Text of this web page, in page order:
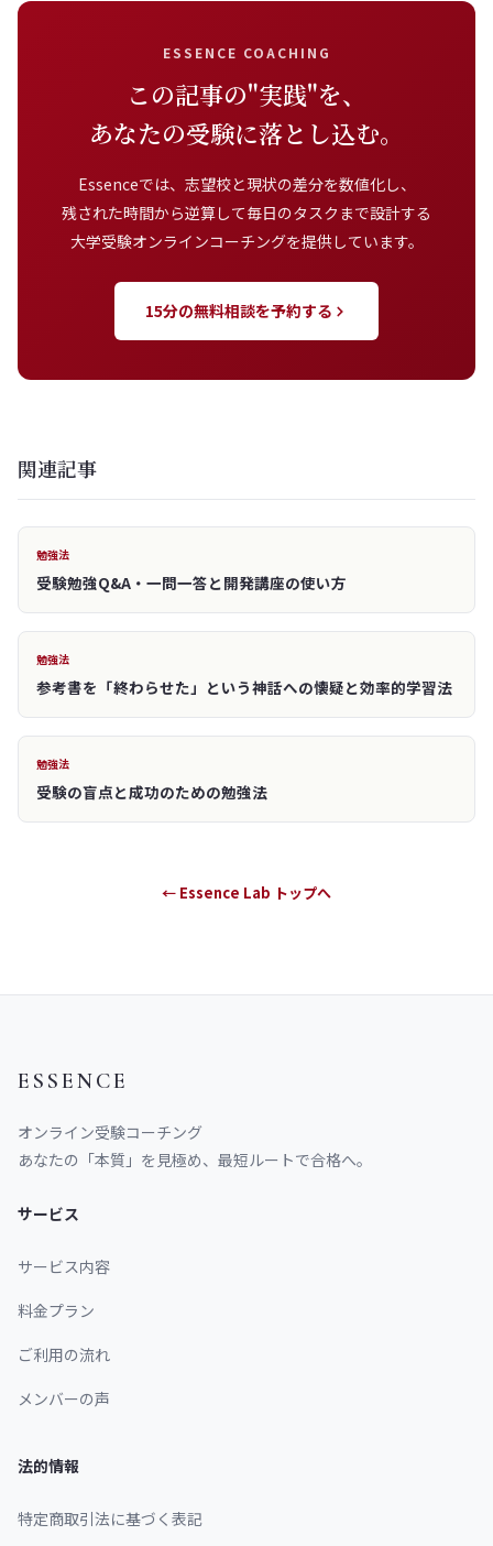
ESSENCE COACHING
この記事の"実践"を、
あなたの受験に落とし込む。
Essenceでは、志望校と現状の差分を数値化し、
残された時間から逆算して毎日のタスクまで設計する
大学受験オンラインコーチングを提供しています。
15分の無料相談を予約する
関連記事
勉強法
受験勉強Q&A・一問一答と開発講座の使い方
勉強法
参考書を「終わらせた」という神話への懐疑と効率的学習法
勉強法
受験の盲点と成功のための勉強法
← Essence Lab トップへ
ESSENCE
オンライン受験コーチング
あなたの「本質」を見極め、最短ルートで合格へ。
サービス
サービス内容
料金プラン
ご利用の流れ
メンバーの声
法的情報
特定商取引法に基づく表記